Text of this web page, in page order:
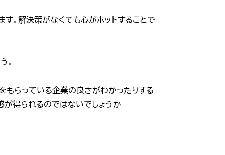
。解決策がなくても心がホットすることで
。
もらっている企業の良さがわかったりする
が得られるのではないでしょうか